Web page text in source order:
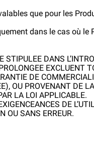
que pour les
dans le cas où
DANS
EXCLUENT
DE
OU PROVENANT DE
LA LOI APPLICABLE.
DE
OU SANS ERREUR.